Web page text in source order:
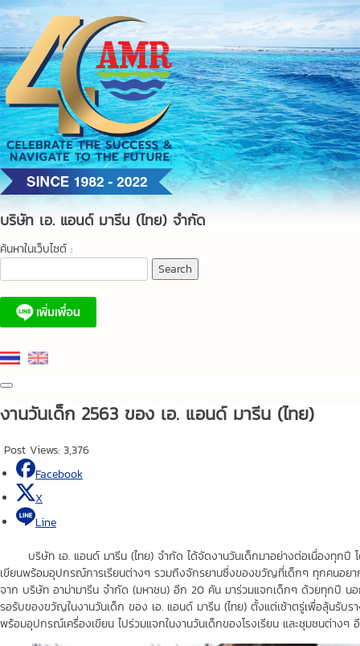
Skip
to
content
บริษัท เอ. แอนด์ มารีน (ไทย) จำกัด
ค้นหาในเว็บไซต์ :
งานวันเด็ก 2563 ของ เอ. แอนด์ มารีน (ไทย)
Post Views: 3,376
Facebook
X
Line
บริษัท เอ. แอนด์ มารีน (ไทย) จำกัด ได้จัดงานวันเด็กมาอย่างต่อเนื่องทุก
เขียนพร้อมอุปกรณ์การเรียนต่างๆ รวมถึงจักรยานซึ่งของขวัญที่เด็กๆ ทุกคนอย
จาก บริษัท อาม่ามารีน จำกัด (มหาชน) อีก 20 คัน มาร่วมแจกเด็กๆ ด้วยทุกปี
รอรับของขวัญในงานวันเด็ก ของ เอ. แอนด์ มารีน (ไทย) ตั้งแต่เช้าตรู่เพื่อลุ้น
พร้อมอุปกรณ์เครื่องเขียน ไปร่วมแจกในงานวันเด็กของโรงเรียน และชุมชนต่างๆ